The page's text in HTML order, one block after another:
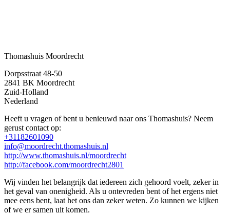
Thomashuis Moordrecht
Dorpsstraat 48-50
2841 BK Moordrecht
Zuid-Holland
Nederland
Heeft u vragen of bent u benieuwd naar ons Thomashuis? Neem
gerust contact op:
+31182601090
info@moordrecht.thomashuis.nl
http://www.thomashuis.nl/moordrecht
http://facebook.com/moordrecht2801
Wij vinden het belangrijk dat iedereen zich gehoord voelt, zeker in
het geval van onenigheid. Als u ontevreden bent of het ergens niet
mee eens bent, laat het ons dan zeker weten. Zo kunnen we kijken
of we er samen uit komen.